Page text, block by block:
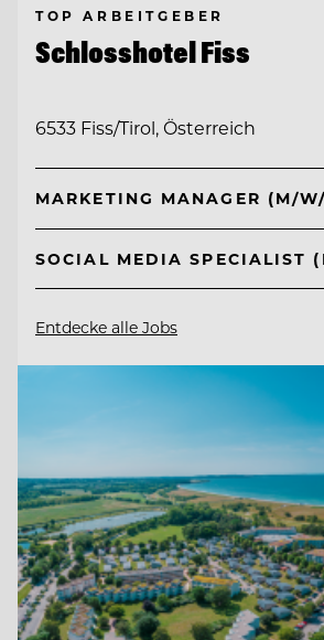
TOP ARBEITGEBER
Schlosshotel Fiss
6533 Fiss/Tirol, Österreich
MARKETING MANAGER (M/
SOCIAL MEDIA SPECIALIST
Entdecke alle Jobs